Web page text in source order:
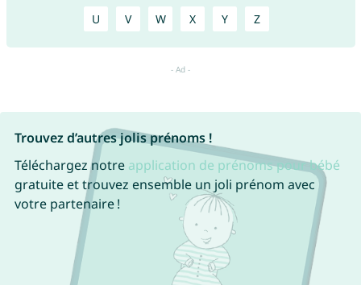
U V W X Y Z
Trouvez d’autres jolis prénoms !
Téléchargez notre application de prénoms pour bébé
gratuite et trouvez ensemble un joli prénom avec
votre partenaire !